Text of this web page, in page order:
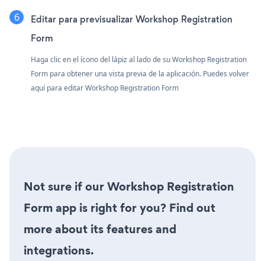
Editar para previsualizar Workshop Registration
Form
Haga clic en el ícono del lápiz al lado de su Workshop Registration
Form para obtener una vista previa de la aplicación. Puedes volver
aquí para editar Workshop Registration Form
Not sure if our Workshop Registration
Form app is right for you? Find out
more about its features and
integrations.